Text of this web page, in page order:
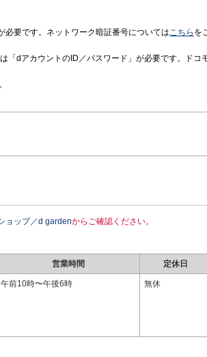
必要です。ネットワーク暗証番号についてはこちら を
「dアカウントのID／パスワード」が必要です。ドコ
ョップ／d gardenからご確認ください。
営業時間 定休日
午前10時〜午後6時 無休